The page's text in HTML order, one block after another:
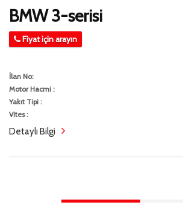
BMW 3-serisi
Fiyat için arayın
İlan No:
Motor Hacmi :
Yakıt Tipi :
Vites :
Detaylı Bilgi